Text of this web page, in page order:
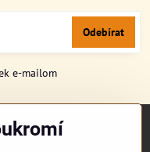
Odebírat
e-mailom